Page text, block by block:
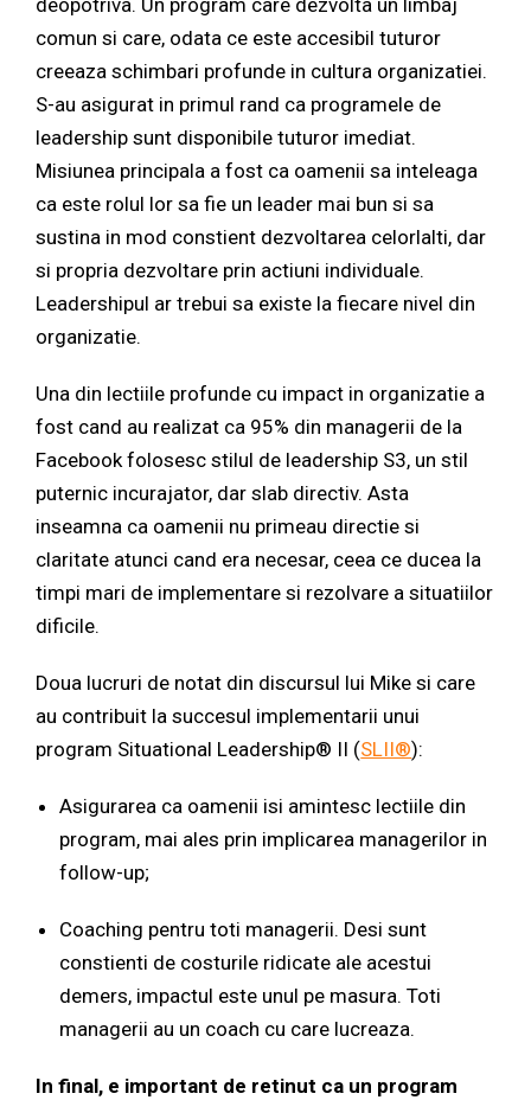
deopotriva. Un program care dezvolta un limbaj
comun si care, odata ce este accesibil tuturor
creeaza schimbari profunde in cultura organizatiei.
S-au asigurat in primul rand ca programele de
leadership sunt disponibile tuturor imediat.
Misiunea principala a fost ca oamenii sa inteleaga
ca este rolul lor sa fie un leader mai bun si sa
sustina in mod constient dezvoltarea celorlalti, dar
si propria dezvoltare prin actiuni individuale.
Leadershipul ar trebui sa existe la fiecare nivel din
organizatie.
Una din lectiile profunde cu impact in organizatie a
fost cand au realizat ca 95% din managerii de la
Facebook folosesc stilul de leadership S3, un stil
puternic incurajator, dar slab directiv. Asta
inseamna ca oamenii nu primeau directie si
claritate atunci cand era necesar, ceea ce ducea la
timpi mari de implementare si rezolvare a situatiilor
dificile.
Doua lucruri de notat din discursul lui Mike si care
au contribuit la succesul implementarii unui
program Situational Leadership® II (SLII®):
Asigurarea ca oamenii isi amintesc lectiile din
program, mai ales prin implicarea managerilor in
follow-up;
Coaching pentru toti managerii. Desi sunt
constienti de costurile ridicate ale acestui
demers, impactul este unul pe masura. Toti
managerii au un coach cu care lucreaza.
In final, e important de retinut ca un program